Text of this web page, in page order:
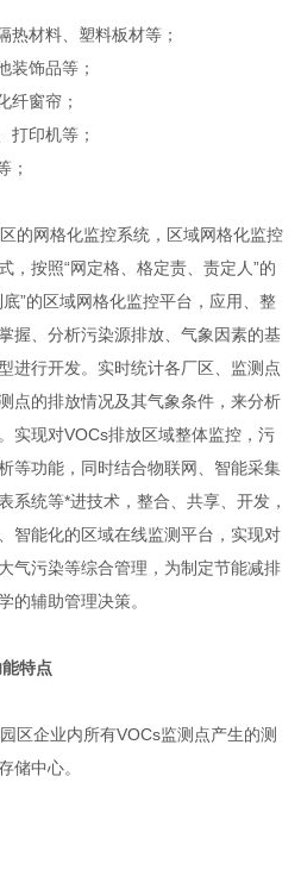
材料、塑料板材等；
装饰品等；
窗帘；
打印机等；
；
格化监控系统，区域网格化监控
，按照“网定格、格定责、责定人”的
底”的区域网格化监控平台，应用、整
、分析污染源排放、气象因素的基
行开发。实时统计各厂区、监测点
点的排放情况及其气象条件，来分析
实现对VOCs排放区域整体监控，污
功能，同时结合物联网、智能采集
统等*进技术，整合、共享、开发，
、智能化的区域在线监测平台，实现对
气污染等综合管理，为制定节能减排
助管理决策。
特点
区企业内所有VOCs监测点产生的测
中心。